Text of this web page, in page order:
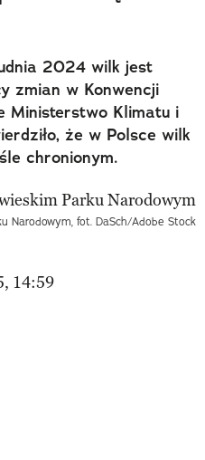
2024 wilk jest
zmian w Konwencji
Ministerstwo Klimatu i
że w Polsce wilk
chronionym.
Narodowym, fot. DaSch/Adobe Stock
14:59